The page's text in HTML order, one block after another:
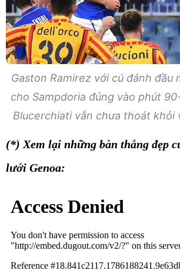
Gaston Ramirez với cú đánh đầu
cho Sampdoria đúng vào phút
Blucerchiati vẫn chưa thoát khỏi
(*) Xem lại những bàn thắng đẹp
lưới Genoa: